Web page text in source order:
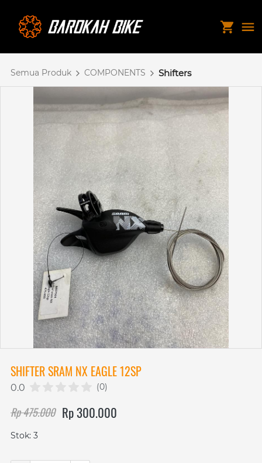
Semua Produk COMPONENTS Shifters
SHIFTER SRAM NX EAGLE 12SP
0.0 (0)
Rp 475.000 Rp 300.000
Stok: 3